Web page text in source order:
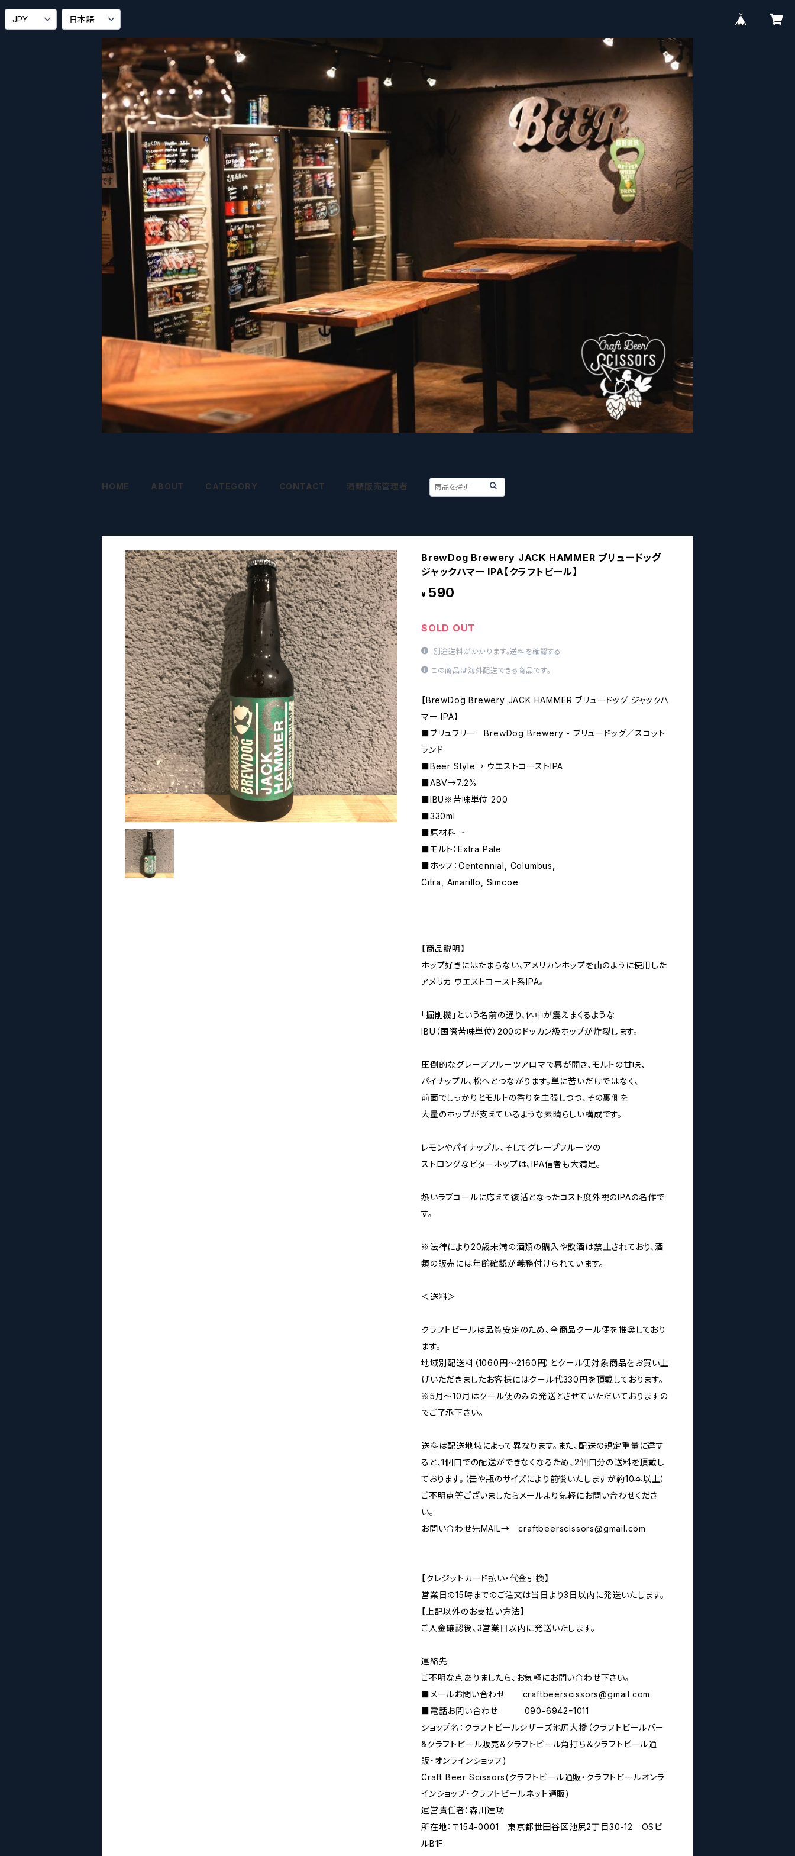
HOME ABOUT CATEGORY CONTACT 酒類販売管理者
BrewDog Brewery JACK HAMMER ブリュードッグ
ジャックハマー IPA【クラフトビール】
¥ 590
SOLD OUT
別途送料がかかります。送料を確認する
この商品は海外配送できる商品です。
【BrewDog Brewery JACK HAMMER ブリュードッグ ジャックハ
マー IPA】
■ブリュワリー BrewDog Brewery - ブリュードッグ／スコット
ランド
■Beer Style→ ウエストコーストIPA
■ABV→7.2%
■IBU※苦味単位 200
■330ml
■原材料 ‐
■モルト：Extra Pale
■ホップ：Centennial, Columbus,
Citra, Amarillo, Simcoe
【商品説明】
ホップ好きにはたまらない、アメリカンホップを山のように使用した
アメリカ ウエストコースト系IPA。
「掘削機」という名前の通り、体中が震えまくるような
IBU（国際苦味単位）200のドッカン級ホップが炸裂します。
圧倒的なグレープフルーツアロマで幕が開き、モルトの甘味、
パイナップル、松へとつながります。単に苦いだけではなく、
前面でしっかりとモルトの香りを主張しつつ、その裏側を
大量のホップが支えているような素晴らしい構成です。
レモンやパイナップル、そしてグレープフルーツの
ストロングなビターホップは、IPA信者も大満足。
熱いラブコールに応えて復活となったコスト度外視のIPAの名作で
す。
※法律により20歳未満の酒類の購入や飲酒は禁止されており、酒
類の販売には年齢確認が義務付けられています。
＜送料＞
クラフトビールは品質安定のため、全商品クール便を推奨しており
ます。
地域別配送料（1060円～2160円）とクール便対象商品をお買い上
げいただきましたお客様にはクール代330円を頂戴しております。
※5月～10月はクール便のみの発送とさせていただいておりますの
でご了承下さい。
送料は配送地域によって異なります。また、配送の規定重量に達す
ると、1個口での配送ができなくなるため、2個口分の送料を頂戴し
ております。（缶や瓶のサイズにより前後いたしますが約10本以上）
ご不明点等ございましたらメールより気軽にお問い合わせくださ
い。
お問い合わせ先MAIL→craftbeerscissors@gmail.com
【クレジットカード払い・代金引換】
営業日の15時までのご注文は当日より3日以内に発送いたします。
【上記以外のお支払い方法】
ご入金確認後、3営業日以内に発送いたします。
連絡先
ご不明な点ありましたら、お気軽にお問い合わせ下さい。
■メールお問い合わせ craftbeerscissors@gmail.com
■電話お問い合わせ 090-6942ｰ1011
ショップ名：クラフトビールシザーズ池尻大橋（クラフトビールバー
&クラフトビール販売&クラフトビール角打ち＆クラフトビール通
販・オンラインショップ)
Craft Beer Scissors(クラフトビール通販・クラフトビールオンラ
インショップ・クラフトビールネット通販)
運営責任者：森川達功
所在地：〒154-0001 東京都世田谷区池尻2丁目30-12 OSビ
ルB1F